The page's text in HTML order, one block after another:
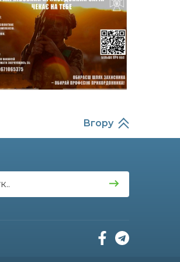
Захищав кордон до
останнього подиху:
пам’яті полеглого
прикордонника
Олександра Кичаня
(ВІДЕО)
Від штанги до «крил»: як
паверліфтера гартують
перемогу на Донеччині
річного Захисника Сергія
Балабаєнка
Вгору